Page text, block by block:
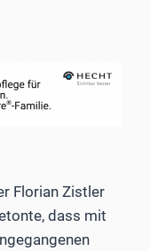
Florian Zistler
dass mit